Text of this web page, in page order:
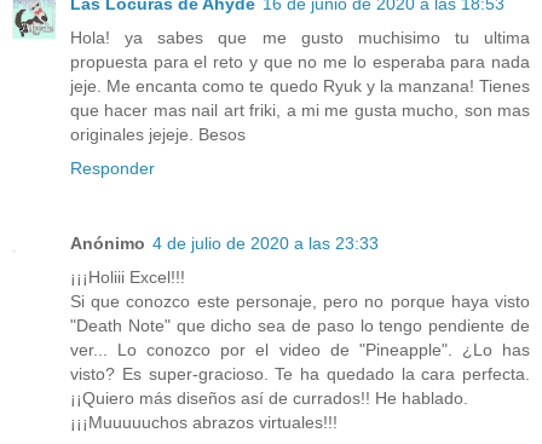
Hola! ya sabes que me gusto muchisimo tu ultima
propuesta para el reto y que no me lo esperaba para nada
jeje. Me encanta como te quedo Ryuk y la manzana! Tienes
que hacer mas nail art friki, a mi me gusta mucho, son mas
originales jejeje. Besos
Responder
Anónimo 4 de julio de 2020 a las 23:33
¡¡¡Holiii Excel!!!
Si que conozco este personaje, pero no porque haya visto
"Death Note" que dicho sea de paso lo tengo pendiente de
ver... Lo conozco por el video de "Pineapple". ¿Lo has
visto? Es super-gracioso. Te ha quedado la cara perfecta.
¡¡Quiero más diseños así de currados!! He hablado.
¡¡¡Muuuuuchos abrazos virtuales!!!